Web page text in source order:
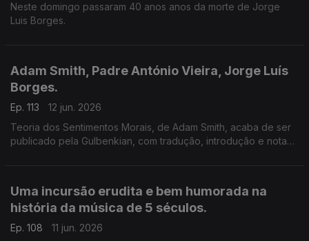
Neste domingo passaram 40 anos anos da morte de Jorge
Luis Borges.
Adam Smith, Padre António Vieira, Jorge Luís
Borges.
Ep. 113
12 jun. 2026
Teoria dos Sentimentos Morais, de Adam Smith, acaba de ser
publicado pela Gulbenkian, com tradução, introdução e notas
Uma incursão erudita e bem humorada na
história da música de 5 séculos.
Ep. 108
11 jun. 2026